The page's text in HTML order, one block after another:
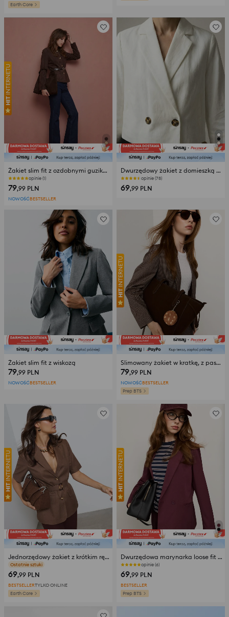
Earth Core
Żakiet slim fit z ozdobnymi guzikami i paskiem
opinie (1)
79,99 PLN
NOWOŚĆBESTSELLER
Dwurzędowy żakiet z domieszką wiskozy
opinie (78)
69,99 PLN
Żakiet slim fit z wiskozą
79,99 PLN
NOWOŚĆBESTSELLER
Slimowany żakiet w kratkę, z paskiem
79,99 PLN
NOWOŚĆBESTSELLER
Prep BTS
Jednorzędowy żakiet z krótkim rękawem, z domieszką wiskozy i lnu
opinie (18)
69,99 PLN
BESTSELLERTYLKO ONLINE
Earth Core
Dwurzędowa marynarka loose fit z domieszką wiskozy
opinie (6)
69,99 PLN
BESTSELLER
Prep BTS